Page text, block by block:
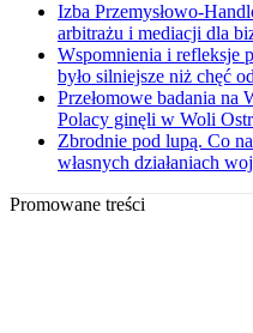
Izba Przemysłowo-
arbitrażu i mediacji dla
Wspomnienia i refleksje
było silniejsze niż chęć
Przełomowe badania na
Polacy ginęli w Woli
Zbrodnie pod lupą. Co
własnych działaniach
Promowane treści